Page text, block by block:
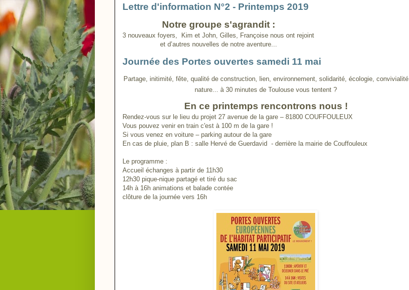
Lettre d'information N°2 - Printemps 2019
Notre groupe s'agrandit :
3 nouveaux foyers, Kim et John, Gilles, Françoise nous ont rejoint
et d’autres nouvelles de notre aventure...
Journée des Portes ouvertes samedi 11 mai
Partage, initimité, fête, qualité de construction, lien, environnement, solidarité, écologie, convivialité
nature... à 30 minutes de Toulouse vous tentent ?
En ce printemps rencontrons nous !
Rendez-vous sur le lieu du projet 27 avenue de la gare – 81800 COUFFOULEUX
Vous pouvez venir en train c'est à 100 m de la gare !
Si vous venez en voiture – parking autour de la gare
En cas de pluie, plan B : salle Hervé de Guerdavid - derrière la mairie de Couffouleux
Le programme :
Accueil échanges à partir de 11h30
12h30 pique-nique partagé et tiré du sac
14h à 16h animations et balade contée
clôture de la journée vers 16h